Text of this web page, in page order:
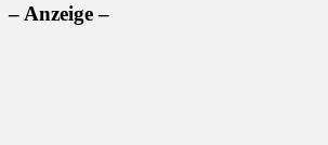
– Anzeige –